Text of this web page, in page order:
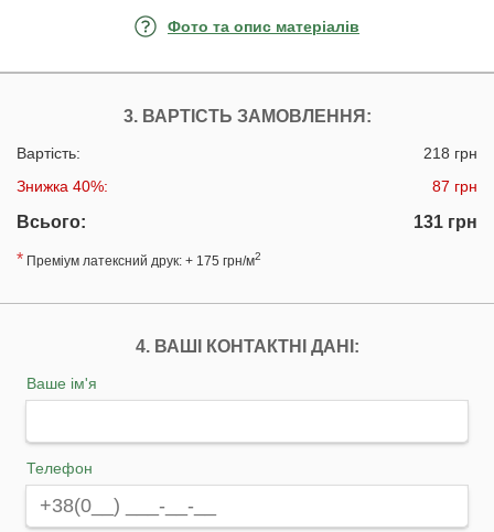
Фото та опис матеріалів
3. ВАРТІСТЬ ЗАМОВЛЕННЯ:
Вартість:
218 грн
Знижка 40%:
87 грн
Всього:
131 грн
* Преміум латексний друк: + 175 грн/м2
4. ВАШІ КОНТАКТНІ ДАНІ:
Ваше ім'я
Телефон